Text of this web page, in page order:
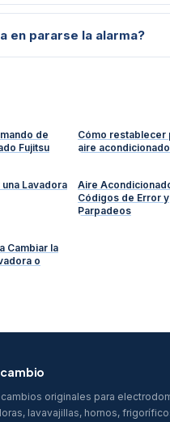
en pararse la alarma?
de
Fujitsu
Cómo restablecer
aire
Lavadora
Aire
Códigos de Error y
Parpadeos
Cambiar la
o
originales para
lavavajillas, hornos,